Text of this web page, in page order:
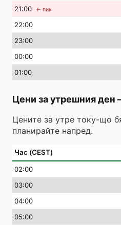
21:00 ← пик
22:00
23:00
00:00
01:00
Цени за утрешния ден
Цените за утре току-що
планирайте напред.
Час (CEST)
02:00
03:00
04:00
05:00